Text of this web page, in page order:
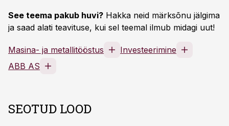
See teema pakub huvi? Hakka neid märksõnu jälgima
ja saad alati teavituse, kui sel teemal ilmub midagi uut!
Masina- ja metallitööstus
Investeerimine
ABB AS
SEOTUD LOOD